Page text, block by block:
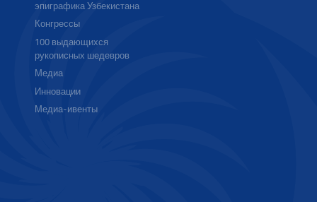
эпиграфика Узбекистана
Конгрессы
100 выдающихся
рукописных шедевров
Медиа
Инновации
Медиа-ивенты